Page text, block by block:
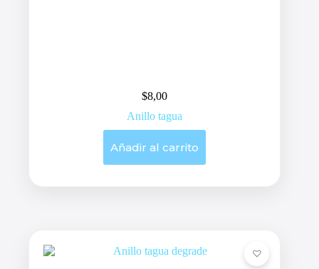
$8,00
Anillo tagua
Añadir al carrito